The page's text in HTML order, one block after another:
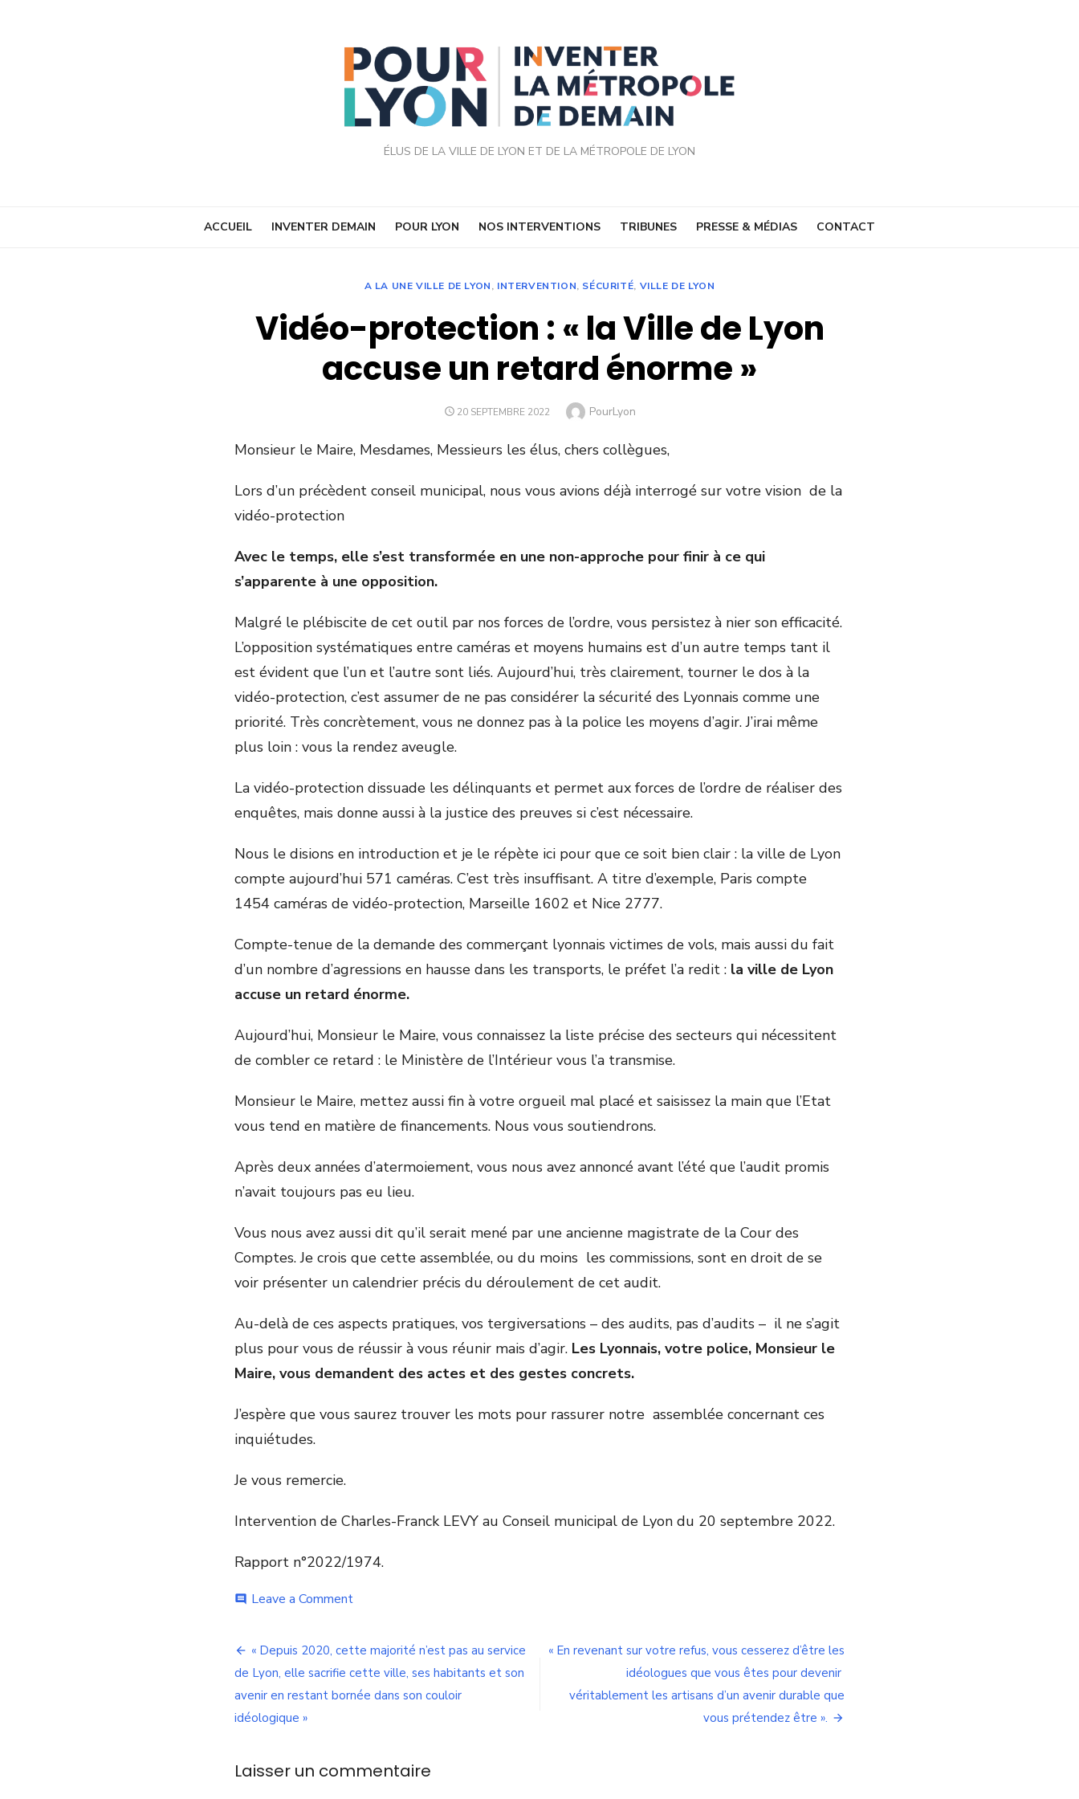
ÉLUS DE LA VILLE DE LYON ET DE LA MÉTROPOLE DE LYON
ACCUEIL INVENTER DEMAIN POUR LYON NOS INTERVENTIONS TRIBUNES PRESSE & MÉDIAS CONTACT
A LA UNE VILLE DE LYON, INTERVENTION, SÉCURITÉ, VILLE DE LYON
Vidéo-protection : « la Ville de Lyon
accuse un retard énorme »
POSTED
20 SEPTEMBRE 2022 Author
PourLyon
Monsieur le Maire, Mesdames, Messieurs les élus, chers collègues,
Lors d’un précèdent conseil municipal, nous vous avions déjà interrogé sur votre vision de la
vidéo-protection
Avec le temps, elle s’est transformée en une non-approche pour finir à ce qui
s’apparente à une opposition.
Malgré le plébiscite de cet outil par nos forces de l’ordre, vous persistez à nier son efficacité.
L’opposition systématiques entre caméras et moyens humains est d’un autre temps tant il
est évident que l’un et l’autre sont liés. Aujourd’hui, très clairement, tourner le dos à la
vidéo-protection, c’est assumer de ne pas considérer la sécurité des Lyonnais comme une
priorité. Très concrètement, vous ne donnez pas à la police les moyens d’agir. J’irai même
plus loin : vous la rendez aveugle.
La vidéo-protection dissuade les délinquants et permet aux forces de l’ordre de réaliser des
enquêtes, mais donne aussi à la justice des preuves si c’est nécessaire.
Nous le disions en introduction et je le répète ici pour que ce soit bien clair : la ville de Lyon
compte aujourd’hui 571 caméras. C’est très insuffisant. A titre d’exemple, Paris compte
1454 caméras de vidéo-protection, Marseille 1602 et Nice 2777.
Compte-tenue de la demande des commerçant lyonnais victimes de vols, mais aussi du fait
d’un nombre d’agressions en hausse dans les transports, le préfet l’a redit : la ville de Lyon
accuse un retard énorme.
Aujourd’hui, Monsieur le Maire, vous connaissez la liste précise des secteurs qui nécessitent
de combler ce retard : le Ministère de l’Intérieur vous l’a transmise.
Monsieur le Maire, mettez aussi fin à votre orgueil mal placé et saisissez la main que l’Etat
vous tend en matière de financements. Nous vous soutiendrons.
Après deux années d’atermoiement, vous nous avez annoncé avant l’été que l’audit promis
n’avait toujours pas eu lieu.
Vous nous avez aussi dit qu’il serait mené par une ancienne magistrate de la Cour des
Comptes. Je crois que cette assemblée, ou du moins les commissions, sont en droit de se
voir présenter un calendrier précis du déroulement de cet audit.
Au-delà de ces aspects pratiques, vos tergiversations – des audits, pas d’audits – il ne s’agit
plus pour vous de réussir à vous réunir mais d’agir. Les Lyonnais, votre police, Monsieur le
Maire, vous demandent des actes et des gestes concrets.
J’espère que vous saurez trouver les mots pour rassurer notre assemblée concernant ces
inquiétudes.
Je vous remercie.
Intervention de Charles-Franck LEVY au Conseil municipal de Lyon du 20 septembre 2022.
Rapport n°2022/1974.
comment Leave a Commenton
:
Ville
de
énorme »
Navigation
de
l’article
« Depuis 2020, cette majorité n’est pas au service
de Lyon, elle sacrifie cette ville, ses habitants et son
avenir en restant bornée dans son couloir
idéologique »
« En revenant sur votre refus, vous cesserez d’être les
idéologues que vous êtes pour devenir
véritablement les artisans d’un avenir durable que
vous prétendez être ».
Laisser un commentaire